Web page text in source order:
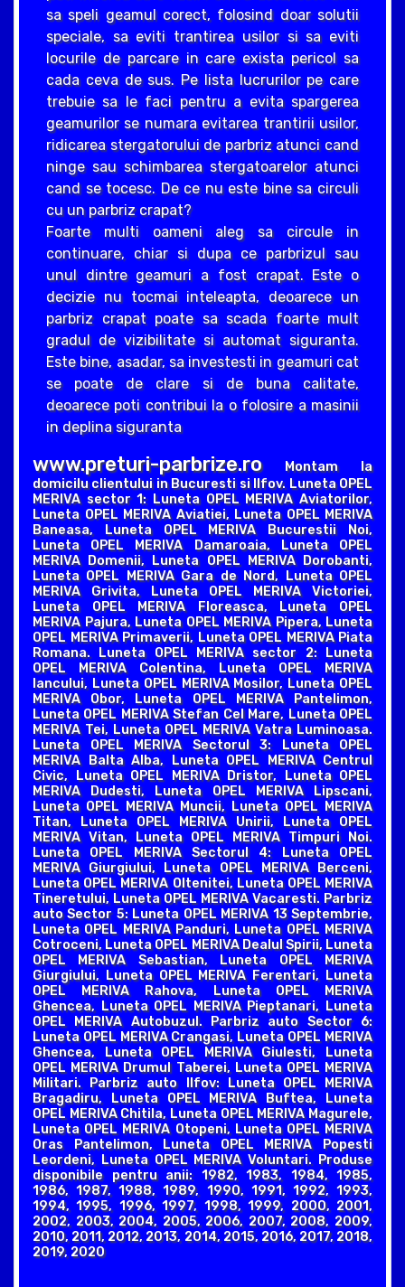
sa speli geamul corect, folosind doar solutii
speciale, sa eviti trantirea usilor si sa eviti
locurile de parcare in care exista pericol sa
cada ceva de sus. Pe lista lucrurilor pe care
trebuie sa le faci pentru a evita spargerea
geamurilor se numara evitarea trantirii usilor,
ridicarea stergatorului de parbriz atunci cand
ninge sau schimbarea stergatoarelor atunci
cand se tocesc. De ce nu este bine sa circuli
cu un parbriz crapat?
Foarte multi oameni aleg sa circule in
continuare, chiar si dupa ce parbrizul sau
unul dintre geamuri a fost crapat. Este o
decizie nu tocmai inteleapta, deoarece un
parbriz crapat poate sa scada foarte mult
gradul de vizibilitate si automat siguranta.
Este bine, asadar, sa investesti in geamuri cat
se poate de clare si de buna calitate,
deoarece poti contribui la o folosire a masinii
in deplina siguranta
www.preturi-parbrize.roMontam la
domicilu clientului in Bucuresti si Ilfov. Luneta OPEL
MERIVA sector 1: Luneta OPEL MERIVA Aviatorilor,
Luneta OPEL MERIVA Aviatiei, Luneta OPEL MERIVA
Baneasa, Luneta OPEL MERIVA Bucurestii Noi,
Luneta OPEL MERIVA Damaroaia, Luneta OPEL
MERIVA Domenii, Luneta OPEL MERIVA Dorobanti,
Luneta OPEL MERIVA Gara de Nord, Luneta OPEL
MERIVA Grivita, Luneta OPEL MERIVA Victoriei,
Luneta OPEL MERIVA Floreasca, Luneta OPEL
MERIVA Pajura, Luneta OPEL MERIVA Pipera, Luneta
OPEL MERIVA Primaverii, Luneta OPEL MERIVA Piata
Romana. Luneta OPEL MERIVA sector 2: Luneta
OPEL MERIVA Colentina, Luneta OPEL MERIVA
Iancului, Luneta OPEL MERIVA Mosilor, Luneta OPEL
MERIVA Obor, Luneta OPEL MERIVA Pantelimon,
Luneta OPEL MERIVA Stefan Cel Mare, Luneta OPEL
MERIVA Tei, Luneta OPEL MERIVA Vatra Luminoasa.
Luneta OPEL MERIVA Sectorul 3: Luneta OPEL
MERIVA Balta Alba, Luneta OPEL MERIVA Centrul
Civic, Luneta OPEL MERIVA Dristor, Luneta OPEL
MERIVA Dudesti, Luneta OPEL MERIVA Lipscani,
Luneta OPEL MERIVA Muncii, Luneta OPEL MERIVA
Titan, Luneta OPEL MERIVA Unirii, Luneta OPEL
MERIVA Vitan, Luneta OPEL MERIVA Timpuri Noi.
Luneta OPEL MERIVA Sectorul 4: Luneta OPEL
MERIVA Giurgiului, Luneta OPEL MERIVA Berceni,
Luneta OPEL MERIVA Oltenitei, Luneta OPEL MERIVA
Tineretului, Luneta OPEL MERIVA Vacaresti. Parbriz
auto Sector 5: Luneta OPEL MERIVA 13 Septembrie,
Luneta OPEL MERIVA Panduri, Luneta OPEL MERIVA
Cotroceni, Luneta OPEL MERIVA Dealul Spirii, Luneta
OPEL MERIVA Sebastian, Luneta OPEL MERIVA
Giurgiului, Luneta OPEL MERIVA Ferentari, Luneta
OPEL MERIVA Rahova, Luneta OPEL MERIVA
Ghencea, Luneta OPEL MERIVA Pieptanari, Luneta
OPEL MERIVA Autobuzul. Parbriz auto Sector 6:
Luneta OPEL MERIVA Crangasi, Luneta OPEL MERIVA
Ghencea, Luneta OPEL MERIVA Giulesti, Luneta
OPEL MERIVA Drumul Taberei, Luneta OPEL MERIVA
Militari. Parbriz auto Ilfov: Luneta OPEL MERIVA
Bragadiru, Luneta OPEL MERIVA Buftea, Luneta
OPEL MERIVA Chitila, Luneta OPEL MERIVA Magurele,
Luneta OPEL MERIVA Otopeni, Luneta OPEL MERIVA
Oras Pantelimon, Luneta OPEL MERIVA Popesti
Leordeni, Luneta OPEL MERIVA Voluntari. Produse
disponibile pentru anii: 1982, 1983, 1984, 1985,
1986, 1987, 1988, 1989, 1990, 1991, 1992, 1993,
1994, 1995, 1996, 1997, 1998, 1999, 2000, 2001,
2002, 2003, 2004, 2005, 2006, 2007, 2008, 2009,
2010, 2011, 2012, 2013, 2014, 2015, 2016, 2017, 2018,
2019, 2020